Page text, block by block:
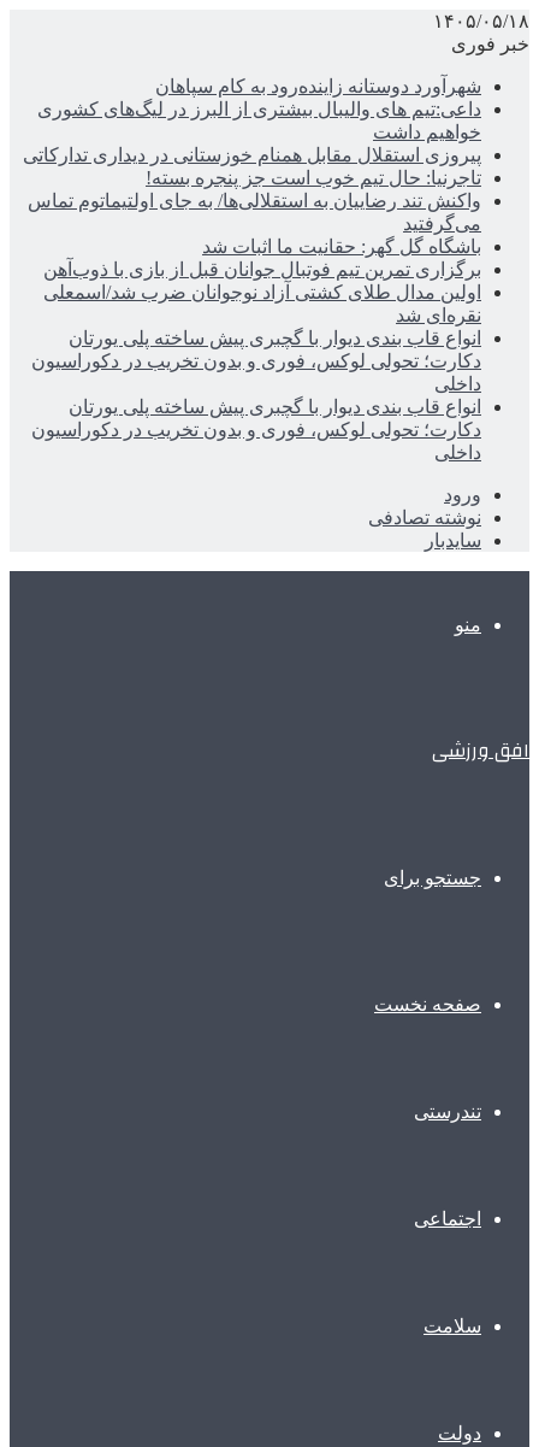
۱۴۰۵/۰۵/۱۸
خبر فوری
شهرآورد دوستانه زاینده‌رود به کام سپاهان
داعی:تیم های والیبال بیشتری از البرز در لیگ‌های کشوری
خواهیم داشت
پیروزی استقلال مقابل همنام خوزستانی در دیداری تدارکاتی
تاجرنیا: حال تیم خوب است جز پنجره بسته!
واکنش تند رضاییان به استقلالی‌ها/ به جای اولتیماتوم تماس
می‌گرفتید
باشگاه گل گهر: حقانیت ما اثبات شد
برگزاری تمرین تیم فوتبال جوانان قبل از بازی با ذوب‌آهن
اولین مدال طلای کشتی آزاد نوجوانان ضرب شد/اسمعلی
نقره‌ای شد
انواع قاب بندی دیوار با گچبری پیش ساخته پلی یورتان
دکارت؛ تحولی لوکس، فوری و بدون تخریب در دکوراسیون
داخلی
انواع قاب بندی دیوار با گچبری پیش ساخته پلی یورتان
دکارت؛ تحولی لوکس، فوری و بدون تخریب در دکوراسیون
داخلی
ورود
نوشته تصادفی
سایدبار
منو
افق ورزشی
جستجو برای
صفحه نخست
تندرستی
اجتماعی
سلامت
دولت